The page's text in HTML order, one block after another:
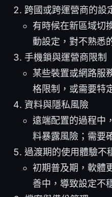
跨國或跨運營商的設
有時候在新區域切
動設定，對不熟悉
手機鎖與運營商限制
某些裝置或網路服
格限制，或需要特
資料與隱私風險
遠端配置的過程中
料暴露風險；需要
過渡期的使用體驗不
初期普及期，軟體
善中，導致設定不